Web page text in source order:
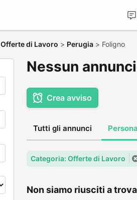
Offerte di Lavoro > Perugia > Foligno
Nessun
Crea avviso
Tutti gli annunci
Categoria: Offerte di Lavoro
Non siamo riusciti a